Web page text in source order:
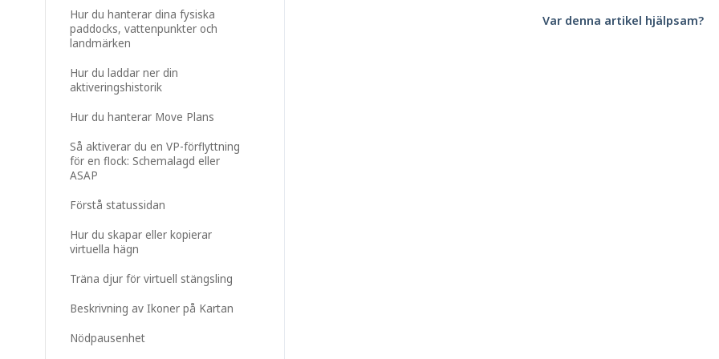
Hur du hanterar dina fysiska
paddocks, vattenpunkter och
landmärken
Hur du laddar ner din
aktiveringshistorik
Hur du hanterar Move Plans
Så aktiverar du en VP-förflyttning
för en flock: Schemalagd eller
ASAP
Förstå statussidan
Hur du skapar eller kopierar
virtuella hägn
Träna djur för virtuell stängsling
Beskrivning av Ikoner på Kartan
Nödpausenhet
Var denna artikel hjälpsam?